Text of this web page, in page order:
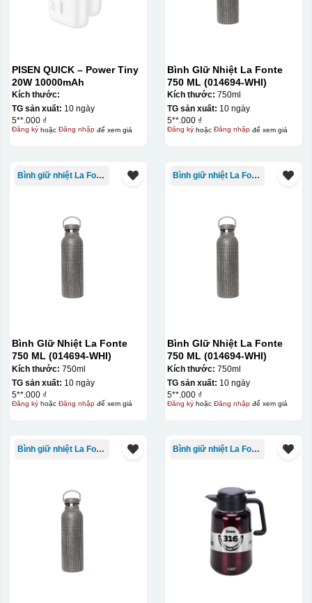
PISEN QUICK – Power Tiny
20W 10000mAh
Kích thước:
TG sản xuất: 10 ngày
5**.000 ₫
Đăng kýhoặc Đăng nhậpđể xem giá
Bình GIữ Nhiệt La Fonte
750 ML (014694-WHI)
Kích thước: 750ml
TG sản xuất: 10 ngày
5**.000 ₫
Đăng kýhoặc Đăng nhậpđể xem giá
Bình giữ nhiệt La Fonte
Bình GIữ Nhiệt La Fonte
750 ML (014694-WHI)
Kích thước: 750ml
TG sản xuất: 10 ngày
5**.000 ₫
Đăng kýhoặc Đăng nhậpđể xem giá
Bình giữ nhiệt La Fonte
Bình GIữ Nhiệt La Fonte
750 ML (014694-WHI)
Kích thước: 750ml
TG sản xuất: 10 ngày
5**.000 ₫
Đăng kýhoặc Đăng nhậpđể xem giá
Bình giữ nhiệt La Fonte Bình giữ nhiệt La Fonte